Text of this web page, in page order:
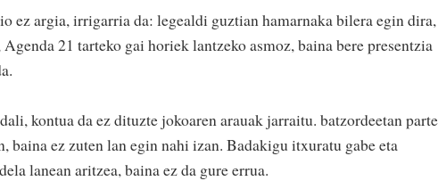
ez argia, irrigarria da: legealdi guztian hamarnaka bilera egin dira,
21 tarteko gai horiek lantzeko asmoz, baina bere presentzia
kontua da ez dituzte jokoaren arauak jarraitu. batzordeetan parte
baina ez zuten lan egin nahi izan. Badakigu itxuratu gabe eta
lanean aritzea, baina ez da gure errua.